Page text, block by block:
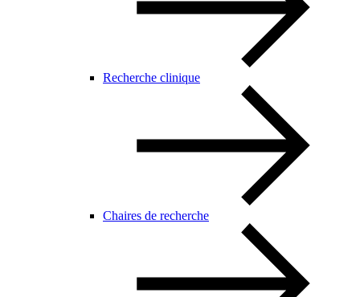
Recherche clinique
Chaires de recherche